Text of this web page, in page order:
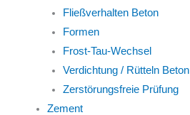
Fließverhalten Beton
Formen
Frost-Tau-Wechsel
Verdichtung / Rütteln Beton
Zerstörungsfreie Prüfung
Zement